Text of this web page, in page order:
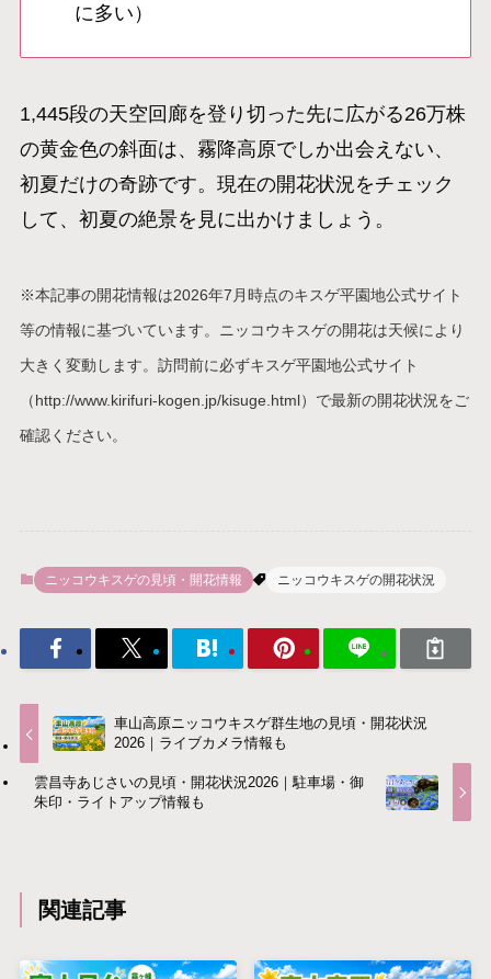
に多い）
1,445段の天空回廊を登り切った先に広がる26万株
の黄金色の斜面は、霧降高原でしか出会えない、
初夏だけの奇跡です。現在の開花状況をチェック
して、初夏の絶景を見に出かけましょう。
※本記事の開花情報は2026年7月時点のキスゲ平園地公式サイト
等の情報に基づいています。ニッコウキスゲの開花は天候により
大きく変動します。訪問前に必ずキスゲ平園地公式サイト
（http://www.kirifuri-kogen.jp/kisuge.html）で最新の開花状況をご
確認ください。
ニッコウキスゲの見頃・開花情報 ニッコウキスゲの開花状況
車山高原ニッコウキスゲ群生地の見頃・開花状況
2026｜ライブカメラ情報も
雲昌寺あじさいの見頃・開花状況2026｜駐車場・御
朱印・ライトアップ情報も
関連記事